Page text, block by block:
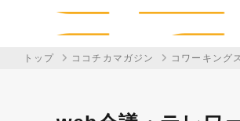
トップ ココチカマガジン コワーキング